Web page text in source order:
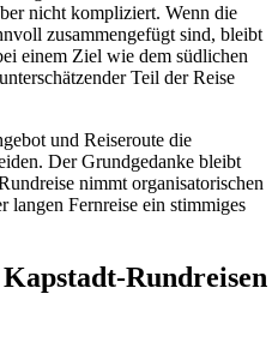
nicht kompliziert. Wenn die
zusammengefügt sind, bleibt
einem Ziel wie dem südlichen
Teil der Reise
und Reiseroute die
Der Grundgedanke bleibt
nimmt organisatorischen
langen Fernreise ein stimmiges
Rundreisen